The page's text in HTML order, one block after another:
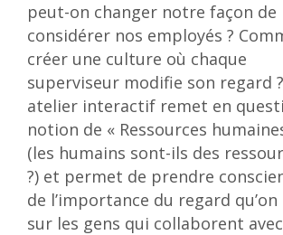
peut-on changer notre façon de
considérer nos employés ?
créer une culture où chaque
superviseur modifie son regard
atelier interactif remet en
notion de « Ressources
(les humains sont-ils des
?) et permet de prendre
de l’importance du regard qu’on
sur les gens qui collaborent avec